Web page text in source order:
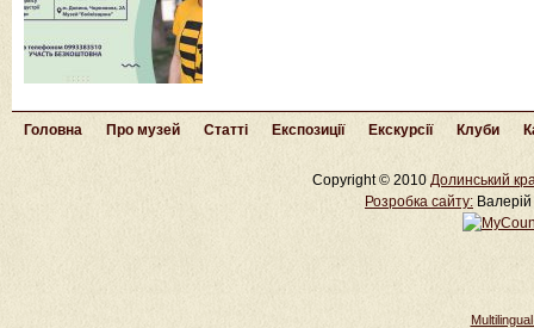
Головна Про музей Статті Експозиції Екскурсії Клуби
Copyright © 2010 Долинський
Розробка cайту: